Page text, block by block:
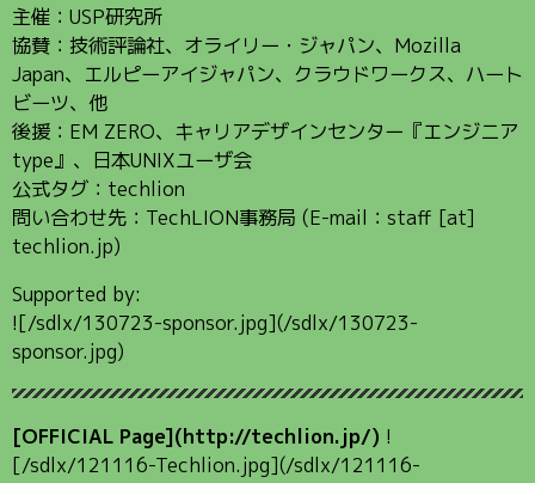
主催：USP研究所
協賛：技術評論社、オライリー・ジャパン、Mozilla
Japan、エルピーアイジャパン、クラウドワークス、ハート
ビーツ、他
後援：EM ZERO、キャリアデザインセンター『エンジニア
type』、日本UNIXユーザ会
公式タグ：techlion
問い合わせ先：TechLION事務局 (E-mail：staff [at]
techlion.jp)
Supported by:
![/sdlx/130723-sponsor.jpg](/sdlx/130723-
sponsor.jpg)
[OFFICIAL Page](http://techlion.jp/) !
[/sdlx/121116-Techlion.jpg](/sdlx/121116-